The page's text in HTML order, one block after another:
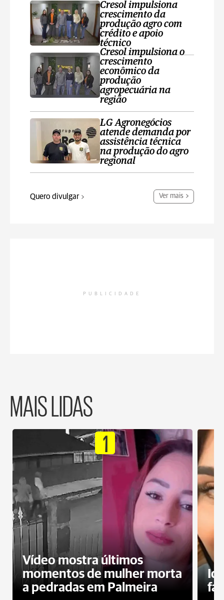
Cresol impulsiona
crescimento da
produção agro com
crédito e apoio
técnico
Cresol impulsiona o
crescimento
econômico da
produção
agropecuária na
região
LG Agronegócios
atende demanda por
assistência técnica
na produção do agro
regional
Quero divulgar Ver mais
PUBLICIDADE
MAIS LIDAS
1
Vídeo mostra últimos
momentos de mulher morta
a pedradas em Palmeira